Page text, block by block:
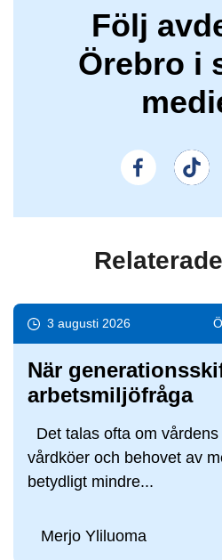
Följ
Örebro i
3 augusti 2026
När
arbetsmiljöfråga
Det talas ofta om
vårdköer och behovet av
betydligt mindre...
Merjo Yliluoma